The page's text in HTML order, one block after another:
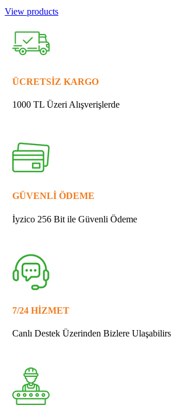
View products
ÜCRETSİZ KARGO
1000 TL Üzeri Alışverişlerde
GÜVENLİ ÖDEME
İyzico 256 Bit ile Güvenli Ödeme
7/24 HİZMET
Canlı Destek Üzerinden Bizlere